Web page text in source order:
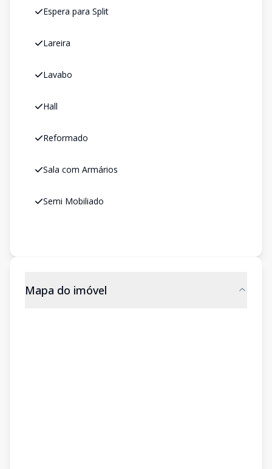
Espera para Split
Lareira
Lavabo
Hall
Reformado
Sala com Armários
Semi Mobiliado
Mapa do imóvel